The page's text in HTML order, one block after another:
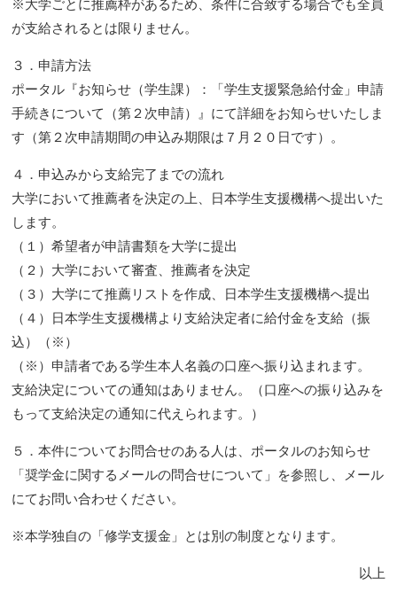
※大学ごとに推薦枠があるため、条件に合致する場合でも全員
が支給されるとは限りません。
３．申請方法
ポータル『お知らせ（学生課）：「学生支援緊急給付金」申請
手続きについて（第２次申請）』にて詳細をお知らせいたしま
す（第２次申請期間の申込み期限は７月２０日です）。
４．申込みから支給完了までの流れ
大学において推薦者を決定の上、日本学生支援機構へ提出いた
します。
（１）希望者が申請書類を大学に提出
（２）大学において審査、推薦者を決定
（３）大学にて推薦リストを作成、日本学生支援機構へ提出
（４）日本学生支援機構より支給決定者に給付金を支給（振
込）（※）
（※）申請者である学生本人名義の口座へ振り込まれます。
支給決定についての通知はありません。（口座への振り込みを
もって支給決定の通知に代えられます。）
５．本件についてお問合せのある人は、ポータルのお知らせ
「奨学金に関するメールの問合せについて」を参照し、メール
にてお問い合わせください。
※本学独自の「修学支援金」とは別の制度となります。
以上